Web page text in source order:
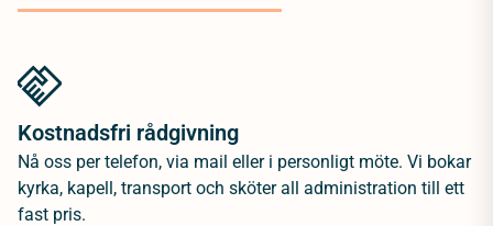
Kostnadsfri rådgivning
Nå oss per telefon, via mail eller i personligt möte. Vi bokar
kyrka, kapell, transport och sköter all administration till ett
fast pris.